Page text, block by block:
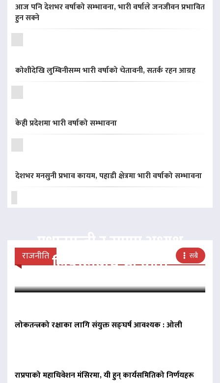
आज पनि देशभर वर्षाको सम्भावना, भारी वर्षाले जनजीवन प्रभावित
हुन सक्ने
कोशीदेखि लुम्बिनीसम्म भारी वर्षाको चेतावनी, सतर्क रहन आग्रह
केही प्रदेशमा भारी वर्षाको सम्भावना
देशभर मनसुनी प्रभाव कायम, पहाडी क्षेत्रमा भारी वर्षाको सम्भावना
राजनीति सबै
प्रधानमन्त्री र राप्रपा अध्यक्ष
लिङदेनबीच भेटवार्ता
लोकतन्त्रको रक्षाका लागि संयुक्त सङ्घर्ष आवश्यक : ओली
राप्रपाको महाधिवेशन मंसिरमा, यी हुन् कार्यसमितिको निर्णयहरू